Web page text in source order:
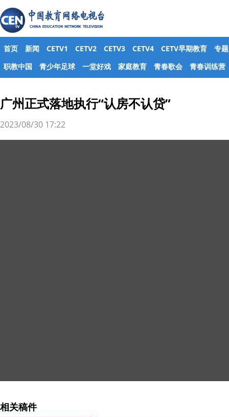
首页 新闻 CETV1 CETV2 CETV3 CETV4 CETV早期教育
专题
职教中国
青少年足球 一堂好戏 家庭教育 青春歌会 青春训练营
广州正式落地执行“认房不认贷”
2023/08/30 17:22
相关稿件